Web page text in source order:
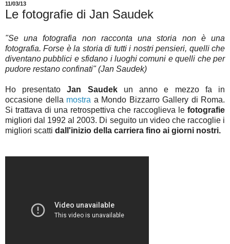
11/03/13
Le fotografie di Jan Saudek
"Se una fotografia non racconta una storia non è una
fotografia. Forse è la storia di tutti i nostri pensieri, quelli che
diventano pubblici e sfidano i luoghi comuni e quelli che per
pudore restano confinati" (Jan Saudek)
Ho presentatoJan Saudek un anno e mezzo fa in
occasione della mostra a Mondo Bizzarro Gallery di Roma.
Si trattava di una retrospettiva che raccoglieva le fotografie
migliori dal 1992 al 2003. Di seguito un video che raccoglie i
migliori scatti dall'inizio della carriera fino ai giorni nostri.